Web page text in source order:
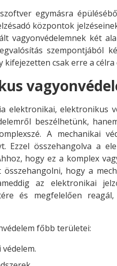
egymásra
központok
vagyonvédelemnek két
szempontjából
kifejezetten csak erre a
elektronikai, elektronikus
beszélhetünk,
A mechanikai
Ezzel összehangolva a
hogy ez a komplex
összehangolni, hogy a
az elektronikai
és megfelelően
főbb területei: